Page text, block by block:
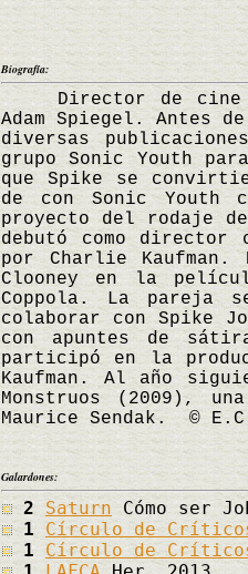
Biografía:
Director de cine
Adam Spiegel. Antes
diversas
grupo Sonic Youth
que Spike se
de con Sonic Youth
proyecto del rodaje
debutó como director
por Charlie
Clooney en la
Coppola. La pareja
colaborar con Spike
con apuntes de
participó en la
Kaufman. Al año
Monstruos (2009),
Maurice Sendak. ©
Galardones:
2 Saturn Cómo ser
1 Círculo de
1 Círculo de